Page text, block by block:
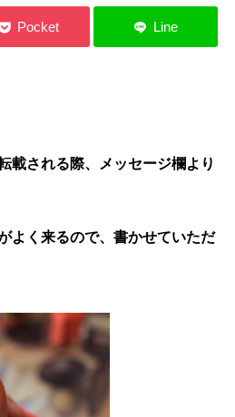
載される際、メッセージ欄より
よく来るので、書かせていただ